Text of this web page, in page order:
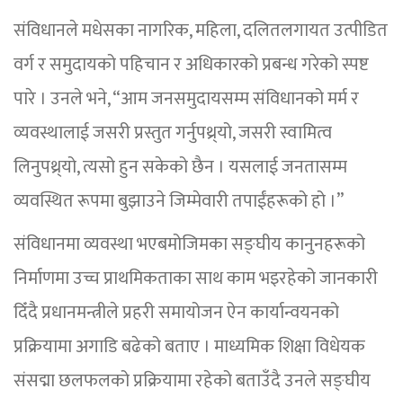
संविधानले मधेसका नागरिक, महिला, दलितलगायत उत्पीडित
वर्ग र समुदायको पहिचान र अधिकारको प्रबन्ध गरेको स्पष्ट
पारे । उनले भने, “आम जनसमुदायसम्म संविधानको मर्म र
व्यवस्थालाई जसरी प्रस्तुत गर्नुपथ्र्यो, जसरी स्वामित्व
लिनुपथ्र्यो, त्यसो हुन सकेको छैन । यसलाई जनतासम्म
व्यवस्थित रूपमा बुझाउने जिम्मेवारी तपाईंहरूको हो ।”
संविधानमा व्यवस्था भएबमोजिमका सङ्घीय कानुनहरूको
निर्माणमा उच्च प्राथमिकताका साथ काम भइरहेको जानकारी
दिँदै प्रधानमन्त्रीले प्रहरी समायोजन ऐन कार्यान्वयनको
प्रक्रियामा अगाडि बढेको बताए । माध्यमिक शिक्षा विधेयक
संसद्मा छलफलको प्रक्रियामा रहेको बताउँदै उनले सङ्घीय